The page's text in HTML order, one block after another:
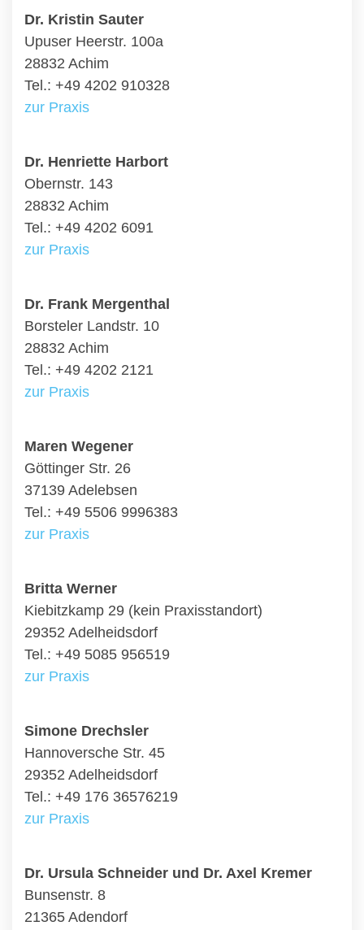
Dr. Kristin Sauter
Upuser Heerstr. 100a
28832 Achim
Tel.: +49 4202 910328
zur Praxis
Dr. Henriette Harbort
Obernstr. 143
28832 Achim
Tel.: +49 4202 6091
zur Praxis
Dr. Frank Mergenthal
Borsteler Landstr. 10
28832 Achim
Tel.: +49 4202 2121
zur Praxis
Maren Wegener
Göttinger Str. 26
37139 Adelebsen
Tel.: +49 5506 9996383
zur Praxis
Britta Werner
Kiebitzkamp 29 (kein Praxisstandort)
29352 Adelheidsdorf
Tel.: +49 5085 956519
zur Praxis
Simone Drechsler
Hannoversche Str. 45
29352 Adelheidsdorf
Tel.: +49 176 36576219
zur Praxis
Dr. Ursula Schneider und Dr. Axel Kremer
Bunsenstr. 8
21365 Adendorf